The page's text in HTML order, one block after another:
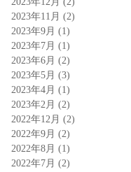
2023年11月 (2)
2023年9月 (1)
2023年7月 (1)
2023年6月 (2)
2023年5月 (3)
2023年4月 (1)
2023年2月 (2)
2022年12月 (2)
2022年9月 (2)
2022年8月 (1)
2022年7月 (2)